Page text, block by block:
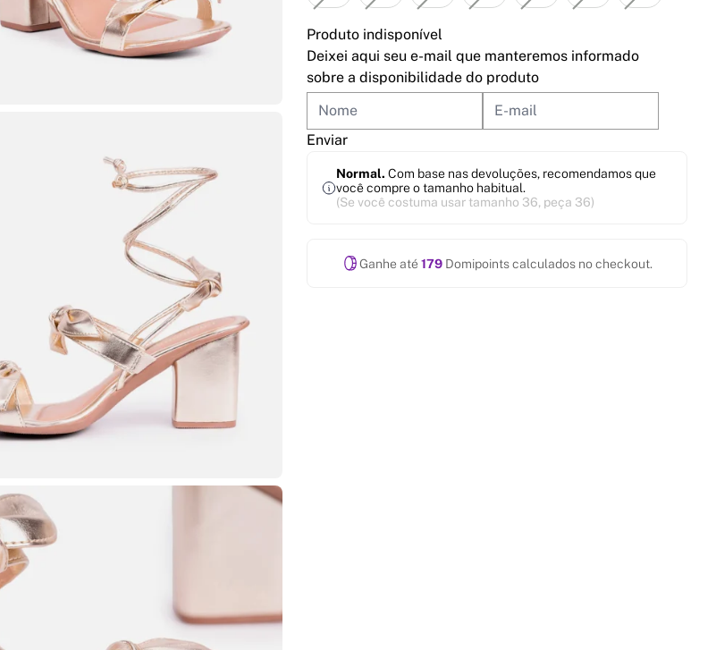
Produto indisponível
Deixei aqui seu e-mail que manteremos informado
sobre a disponibilidade do produto
Enviar
Normal. Com base nas devoluções, recomendamos que
você compre o tamanho habitual.
(Se você costuma usar tamanho 36, peça 36)
Ganhe até 179Domipoints calculados no checkout.